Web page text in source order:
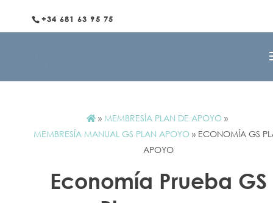
+34 681 63 95 75
» MEMBRESÍA PLAN DE APOYO »
MEMBRESÍA MANUAL GS PLAN APOYO » ECONOMÍA GS
APOYO
Economía Prueba GS